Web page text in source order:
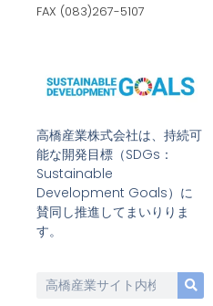
FAX (083)267-5107
高橋産業株式会社は、持続可
能な開発目標（SDGs：
Sustainable
Development Goals）に
賛同し推進してまいりりま
す。